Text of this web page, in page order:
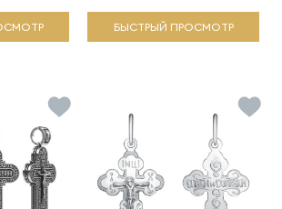
БЫСТРЫЙ ПРОСМОТР